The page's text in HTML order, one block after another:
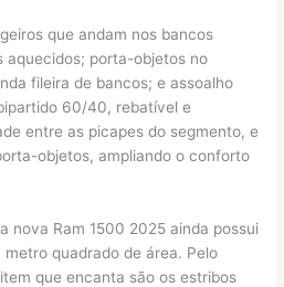
que andam nos bancos
aquecidos; ​porta-objetos no
fileira de bancos;​ e assoalho
60/40, rebatível e
entre as picapes do segmento, e
objetos, ampliando o conforto
nova Ram 1500 2025 ainda possui
quadrado de área. Pelo
que encanta são os estribos